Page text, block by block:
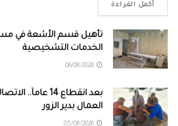
أكمل القراءة
تأهيل قسم الأشعة في
الخدمات التشخيصية
بعد انقطاع 14
العمال بدير الزور